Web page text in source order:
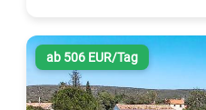
ab 506 EUR/Tag